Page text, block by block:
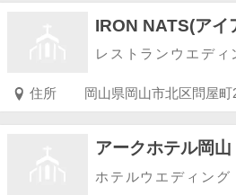
IRON NATS(ア
レストランウエディ
住所 岡山県岡山市北区問屋町
アークホテル岡山
ホテルウエディング